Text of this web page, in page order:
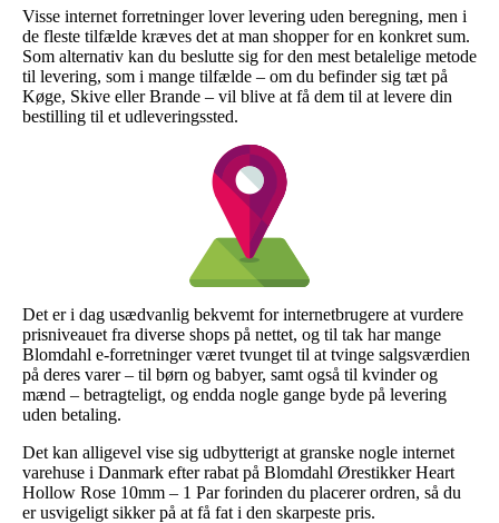
Visse internet forretninger lover levering uden beregning, men i
de fleste tilfælde kræves det at man shopper for en konkret sum.
Som alternativ kan du beslutte sig for den mest betalelige metode
til levering, som i mange tilfælde – om du befinder sig tæt på
Køge, Skive eller Brande – vil blive at få dem til at levere din
bestilling til et udleveringssted.
Det er i dag usædvanlig bekvemt for internetbrugere at vurdere
prisniveauet fra diverse shops på nettet, og til tak har mange
Blomdahl e-forretninger været tvunget til at tvinge salgsværdien
på deres varer – til børn og babyer, samt også til kvinder og
mænd – betragteligt, og endda nogle gange byde på levering
uden betaling.
Det kan alligevel vise sig udbytterigt at granske nogle internet
varehuse i Danmark efter rabat på Blomdahl Ørestikker Heart
Hollow Rose 10mm – 1 Par forinden du placerer ordren, så du
er usvigeligt sikker på at få fat i den skarpeste pris.